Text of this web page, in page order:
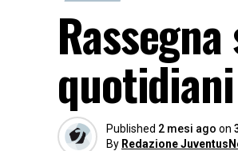
Published 2 mesi ago on
By Redazione